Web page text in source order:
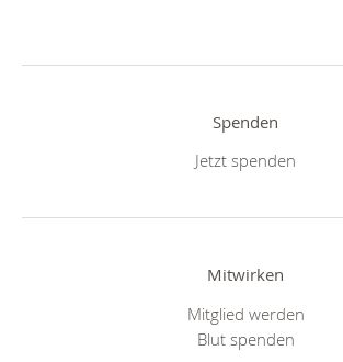
Spenden
Jetzt spenden
Mitwirken
Mitglied werden
Blut spenden